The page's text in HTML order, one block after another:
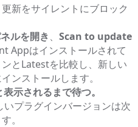
新をサイレントにブロック
ルを開き、 Scan to update
Appはインストールされて
とLatestを比較し、新しい
ンストールします。
示されるまで待つ。
いプラグインバージョンは次
。